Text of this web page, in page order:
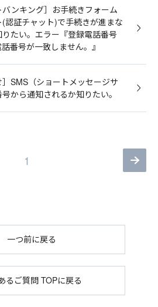
バンキング］お手続きフォーム
認証チャット)で手続きが進まな
たい。エラー『登録電話番号
番号が一致しません。』
］SMS（ショートメッセージサ
から通知されるか知りたい。
1
一つ前に戻る
るご質問 TOPに戻る